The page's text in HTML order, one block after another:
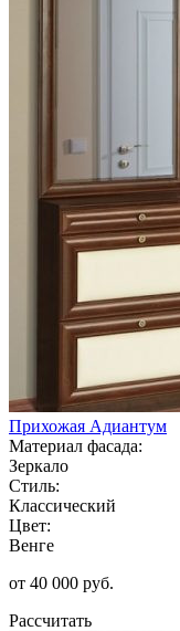
Прихожая Адиантум
Материал фасада:
Зеркало
Стиль:
Классический
Цвет:
Венге
от 40 000 руб.
Рассчитать